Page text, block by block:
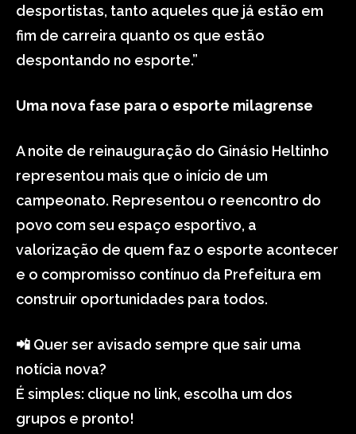
desportistas, tanto aqueles que já estão em
fim de carreira quanto os que estão
despontando no esporte.”
Uma nova fase para o esporte milagrense
A noite de reinauguração do Ginásio Heltinho
representou mais que o início de um
campeonato. Representou o reencontro do
povo com seu espaço esportivo, a
valorização de quem faz o esporte acontecer
e o compromisso contínuo da Prefeitura em
construir oportunidades para todos.
📲 Quer ser avisado sempre que sair uma
notícia nova?
É simples: clique no link, escolha um dos
grupos e pronto!